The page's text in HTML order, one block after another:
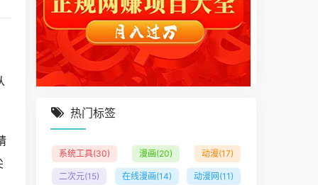
热门标签
系统工具(30) 漫画(20) 动漫(17)
二次元(15) 在线漫画(14) 动漫网 (11)